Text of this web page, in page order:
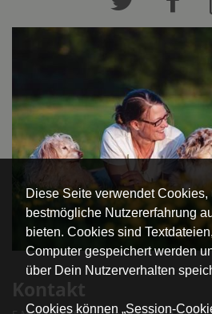
Diese Seite verwendet Cookies,
bestmögliche Nutzererfahrung
bieten. Cookies sind
Computer gespeichert werden
über Dein Nutzerverhalten
Cookies können „Session-
Kontakt